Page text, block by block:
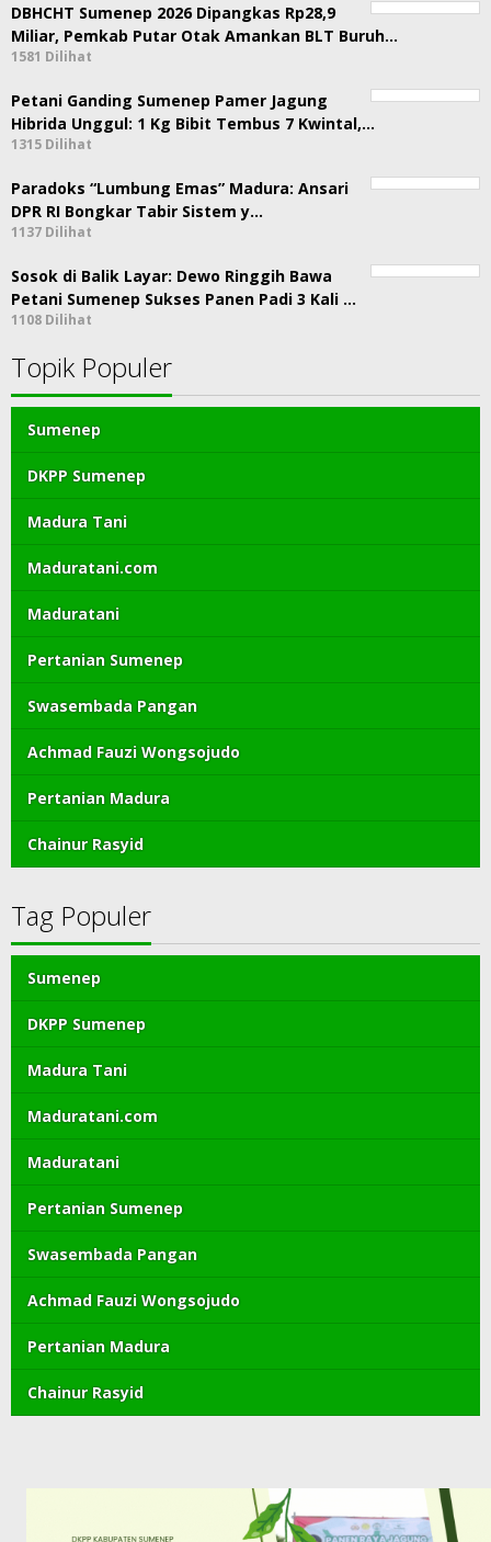
DBHCHT Sumenep 2026 Dipangkas Rp28,9
Miliar, Pemkab Putar Otak Amankan BLT Buruh…
1581 Dilihat
Petani Ganding Sumenep Pamer Jagung
Hibrida Unggul: 1 Kg Bibit Tembus 7 Kwintal,…
1315 Dilihat
Paradoks “Lumbung Emas” Madura: Ansari
DPR RI Bongkar Tabir Sistem y…
1137 Dilihat
Sosok di Balik Layar: Dewo Ringgih Bawa
Petani Sumenep Sukses Panen Padi 3 Kali …
1108 Dilihat
Topik Populer
Sumenep
DKPP Sumenep
Madura Tani
Maduratani.com
Maduratani
Pertanian Sumenep
Swasembada Pangan
Achmad Fauzi Wongsojudo
Pertanian Madura
Chainur Rasyid
Tag Populer
Sumenep
DKPP Sumenep
Madura Tani
Maduratani.com
Maduratani
Pertanian Sumenep
Swasembada Pangan
Achmad Fauzi Wongsojudo
Pertanian Madura
Chainur Rasyid